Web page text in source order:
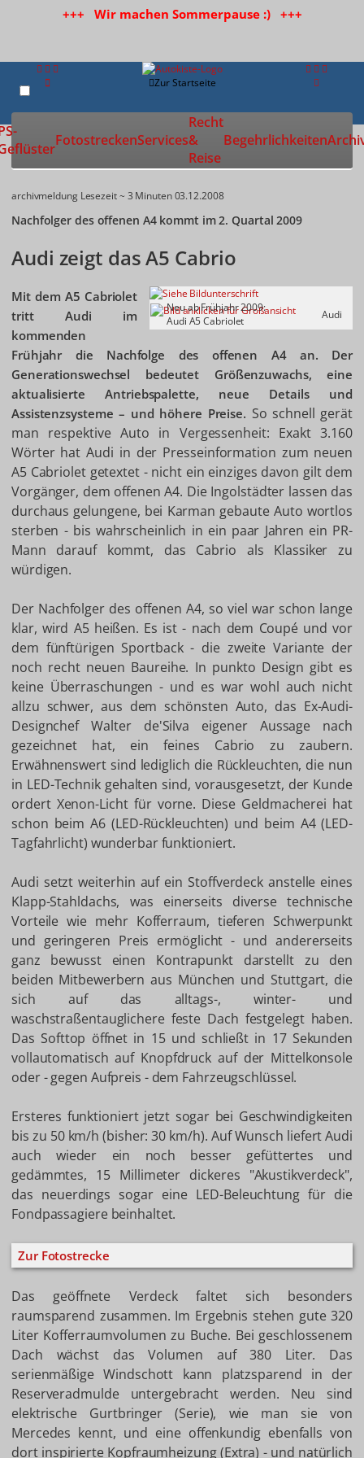
+++ Wir machen Sommerpause :) +++
Zur Startseite
FotostreckenServices
Recht
&
Reise
Begehrlichkeiten
archivmeldung Lesezeit ~ 3 Minuten03.12.2008
Nachfolger des offenen A4 kommt im 2. Quartal 2009
Audi zeigt das A5 Cabrio
Neu ab Frühjahr 2009:
Audi A5 Cabriolet
Audi
Mit dem A5 Cabriolet
tritt Audi im
kommenden
Frühjahr die Nachfolge des offenen A4 an. Der
Generationswechsel bedeutet Größenzuwachs, eine
aktualisierte Antriebspalette, neue Details und
Assistenzsysteme – und höhere Preise. So schnell gerät
man respektive Auto in Vergessenheit: Exakt 3.160
Wörter hat Audi in der Presseinformation zum neuen
A5 Cabriolet getextet - nicht ein einziges davon gilt dem
Vorgänger, dem offenen A4. Die Ingolstädter lassen das
durchaus gelungene, bei Karman gebaute Auto wortlos
sterben - bis wahrscheinlich in ein paar Jahren ein PR-
Mann darauf kommt, das Cabrio als Klassiker zu
würdigen.
Der Nachfolger des offenen A4, so viel war schon lange
klar, wird A5 heißen. Es ist - nach dem Coupé und vor
dem fünftürigen Sportback - die zweite Variante der
noch recht neuen Baureihe. In punkto Design gibt es
keine Überraschungen - und es war wohl auch nicht
allzu schwer, aus dem schönsten Auto, das Ex-Audi-
Designchef Walter de'Silva eigener Aussage nach
gezeichnet hat, ein feines Cabrio zu zaubern.
Erwähnenswert sind lediglich die Rückleuchten, die nun
in LED-Technik gehalten sind, vorausgesetzt, der Kunde
ordert Xenon-Licht für vorne. Diese Geldmacherei hat
schon beim A6 (LED-Rückleuchten) und beim A4 (LED-
Tagfahrlicht) wunderbar funktioniert.
Audi setzt weiterhin auf ein Stoffverdeck anstelle eines
Klapp-Stahldachs, was einerseits diverse technische
Vorteile wie mehr Kofferraum, tieferen Schwerpunkt
und geringeren Preis ermöglicht - und andererseits
ganz bewusst einen Kontrapunkt darstellt zu den
beiden Mitbewerbern aus München und Stuttgart, die
sich auf das alltags-, winter- und
waschstraßentauglichere feste Dach festgelegt haben.
Das Softtop öffnet in 15 und schließt in 17 Sekunden
vollautomatisch auf Knopfdruck auf der Mittelkonsole
oder - gegen Aufpreis - dem Fahrzeugschlüssel.
Ersteres funktioniert jetzt sogar bei Geschwindigkeiten
bis zu 50 km/h (bisher: 30 km/h). Auf Wunsch liefert Audi
auch wieder ein noch besser gefüttertes und
gedämmtes, 15 Millimeter dickeres "Akustikverdeck",
das neuerdings sogar eine LED-Beleuchtung für die
Fondpassagiere beinhaltet.
Zur Fotostrecke
Das geöffnete Verdeck faltet sich besonders
raumsparend zusammen. Im Ergebnis stehen gute 320
Liter Kofferraumvolumen zu Buche. Bei geschlossenem
Dach wächst das Volumen auf 380 Liter. Das
serienmäßige Windschott kann platzsparend in der
Reserveradmulde untergebracht werden. Neu sind
elektrische Gurtbringer (Serie), wie man sie von
Mercedes kennt, und eine offenkundig ebenfalls von
dort inspirierte Kopfraumheizung (Extra) - und natürlich